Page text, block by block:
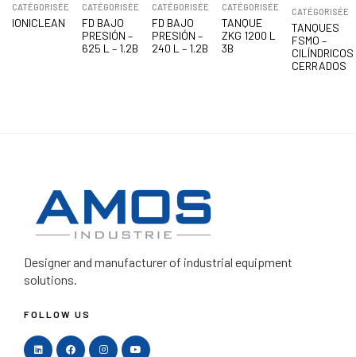
CATÉGORISÉE
IONICLEAN
CATÉGORISÉE
FD BAJO
PRESIÓN –
625 L – 1.2B
CATÉGORISÉE
FD BAJO
PRESIÓN –
240 L – 1.2B
CATÉGORISÉE
TANQUE
ZKG 1200 L
3B
CATÉGORISÉE
TANQUES
FSMO –
CILÍNDRICOS
CERRADOS
Designer and manufacturerof industrial equipment
solutions.
FOLLOW US